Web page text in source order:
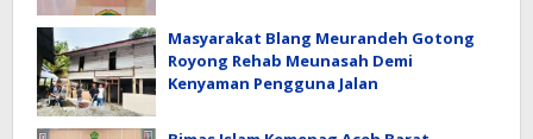
Masyarakat Blang Meurandeh Gotong
Royong Rehab Meunasah Demi
Kenyaman Pengguna Jalan